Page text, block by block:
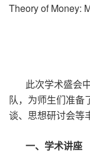
Theory of Money:
此次学术盛会
队，为师生们准备
谈、思想研讨会等
一、学术讲座